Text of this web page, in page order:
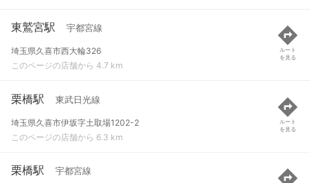
東鷲宮駅 宇都宮線
埼玉県久喜市西大輪326
このページの店舗から 4.7 km
ルート
を見る
栗橋駅 東武日光線
埼玉県久喜市伊坂字土取場1202-2
このページの店舗から 6.3 km
ルート
を見る
栗橋駅 宇都宮線